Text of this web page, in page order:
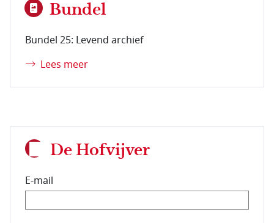
Bundel
Bundel 25: Levend archief
Lees meer
De Hofvijver
E-mail